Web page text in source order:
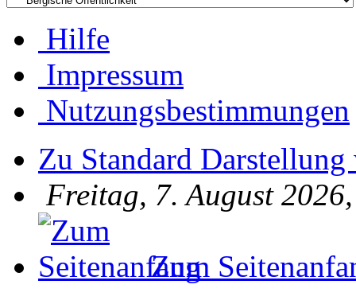
Hilfe
Impressum
Nutzungsbestimmungen
Zu Standard Darstellung
Freitag, 7. August
Zum